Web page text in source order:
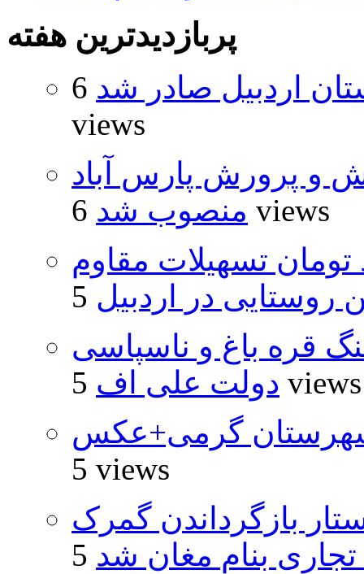
پربازدیدترین هفته
اردبیل صادر شد 6
views
و پرورش پارس آباد
منصوب شد 6 views
و ۴۸۰ میلیارد تومان تسهیلات مقاوم
در اردبیل
قره باغ و ناسپاسی
دولت علی اف 5 views
گرمی+عکس
5 views
بازگرداندن گمرک
تجاری بنام مغان شد